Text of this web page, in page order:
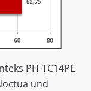
PH-TC14PE
und